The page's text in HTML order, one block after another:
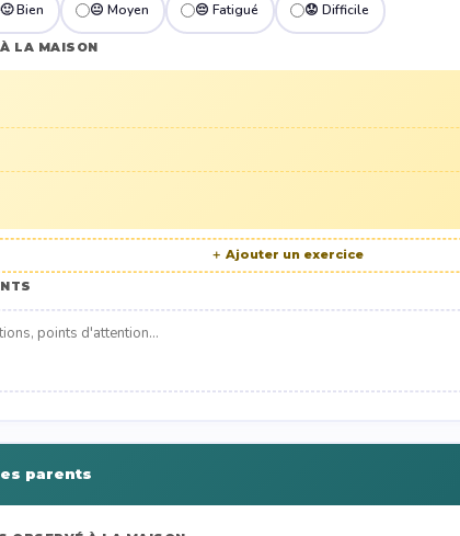
🙂 Bien 😐 Moyen 😔 Fatigué 😟 Difficile
LA MAISON
＋ Ajouter un exercice
parents